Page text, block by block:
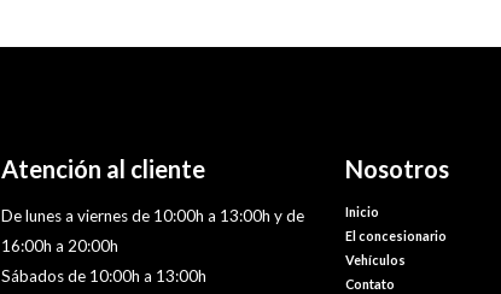
Atención al cliente
De lunes a viernes de 10:00h a 13:00h y de
16:00h a 20:00h
Sábados de 10:00h a 13:00h
Nosotros
Inicio
El concesionario
Vehículos
Contato